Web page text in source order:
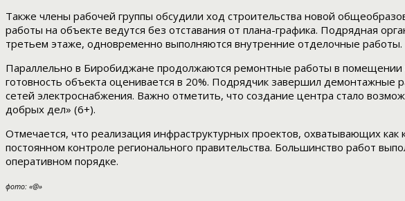
Также члены рабочей группы обсудили ход строительства новой
работы на объекте ведутся без отставания от плана-графика. Подрядная
третьем этаже, одновременно выполняются внутренние отделочные работы.
Параллельно в Биробиджане продолжаются ремонтные работы в
готовность объекта оценивается в 20%. Подрядчик завершил демонтажные
сетей электроснабжения. Важно отметить, что создание центра стало
добрых дел» (6+).
Отмечается, что реализация инфраструктурных проектов, охватывающих
постоянном контроле регионального правительства. Большинство работ
оперативном порядке.
фото: «@»